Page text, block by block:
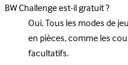
BW Challenge est-il gratuit ?
Oui. Tous les modes de
en pièces, comme les
facultatifs.